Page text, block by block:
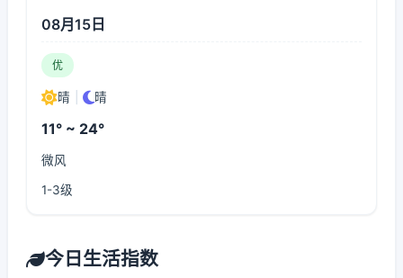
08月15日
优
晴 晴
11° ~ 24°
微风
1-3级
今日生活指数